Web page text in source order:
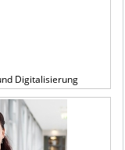
Digitalisierung